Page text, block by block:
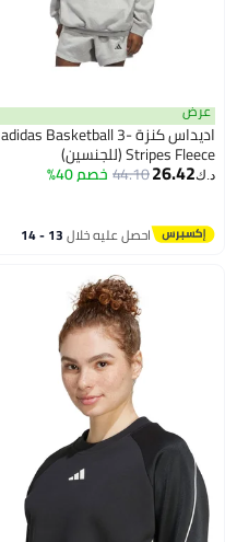
عرض
اديداس كنزة adidas Basketball 3-
Stripes Fleece (للجنسين)
د.ك‏26.42
44.10خصم 40%
احصل عليه خلال 13 - 14